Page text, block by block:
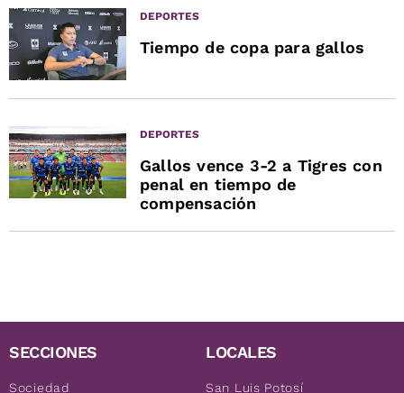
DEPORTES
Tiempo de copa para gallos
DEPORTES
Gallos vence 3-2 a Tigres con
penal en tiempo de
compensación
SECCIONES
Sociedad
LOCALES
San Luis Potosí